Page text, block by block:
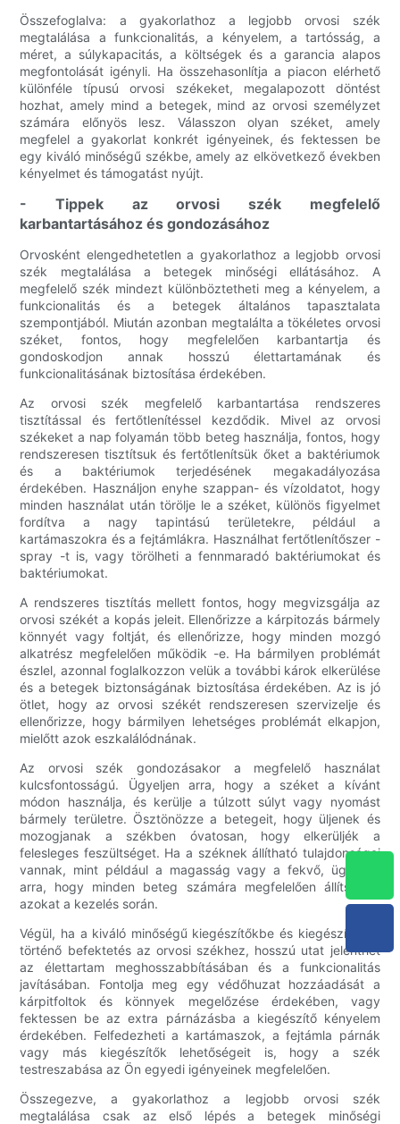
Összefoglalva: a gyakorlathoz a legjobb orvosi szék
megtalálása a funkcionalitás, a kényelem, a tartósság, a
méret, a súlykapacitás, a költségek és a garancia alapos
megfontolását igényli. Ha összehasonlítja a piacon elérhető
különféle típusú orvosi székeket, megalapozott döntést
hozhat, amely mind a betegek, mind az orvosi személyzet
számára előnyös lesz. Válasszon olyan széket, amely
megfelel a gyakorlat konkrét igényeinek, és fektessen be
egy kiváló minőségű székbe, amely az elkövetkező években
kényelmet és támogatást nyújt.
- Tippek az orvosi szék megfelelő
karbantartásához és gondozásához
Orvosként elengedhetetlen a gyakorlathoz a legjobb orvosi
szék megtalálása a betegek minőségi ellátásához. A
megfelelő szék mindezt különböztetheti meg a kényelem, a
funkcionalitás és a betegek általános tapasztalata
szempontjából. Miután azonban megtalálta a tökéletes orvosi
széket, fontos, hogy megfelelően karbantartja és
gondoskodjon annak hosszú élettartamának és
funkcionalitásának biztosítása érdekében.
Az orvosi szék megfelelő karbantartása rendszeres
tisztítással és fertőtlenítéssel kezdődik. Mivel az orvosi
székeket a nap folyamán több beteg használja, fontos, hogy
rendszeresen tisztítsuk és fertőtlenítsük őket a baktériumok
és a baktériumok terjedésének megakadályozása
érdekében. Használjon enyhe szappan- és vízoldatot, hogy
minden használat után törölje le a széket, különös figyelmet
fordítva a nagy tapintású területekre, például a
kartámaszokra és a fejtámlákra. Használhat fertőtlenítőszer -
spray -t is, vagy törölheti a fennmaradó baktériumokat és
baktériumokat.
A rendszeres tisztítás mellett fontos, hogy megvizsgálja az
orvosi székét a kopás jeleit. Ellenőrizze a kárpitozás bármely
könnyét vagy foltját, és ellenőrizze, hogy minden mozgó
alkatrész megfelelően működik -e. Ha bármilyen problémát
észlel, azonnal foglalkozzon velük a további károk elkerülése
és a betegek biztonságának biztosítása érdekében. Az is jó
ötlet, hogy az orvosi székét rendszeresen szervizelje és
ellenőrizze, hogy bármilyen lehetséges problémát elkapjon,
mielőtt azok eszkalálódnának.
Az orvosi szék gondozásakor a megfelelő használat
kulcsfontosságú. Ügyeljen arra, hogy a széket a kívánt
módon használja, és kerülje a túlzott súlyt vagy nyomást
bármely területre. Ösztönözze a betegeit, hogy üljenek és
mozogjanak a székben óvatosan, hogy elkerüljék a
felesleges feszültséget. Ha a széknek állítható tulajdonságai
vannak, mint például a magasság vagy a fekvő, ügyeljen
arra, hogy minden beteg számára megfelelően állítsa be
azokat a kezelés során.
Végül, ha a kiváló minőségű kiegészítőkbe és kiegészítőkbe
történő befektetés az orvosi székhez, hosszú utat jelenthet
az élettartam meghosszabbításában és a funkcionalitás
javításában. Fontolja meg egy védőhuzat hozzáadását a
kárpitfoltok és könnyek megelőzése érdekében, vagy
fektessen be az extra párnázásba a kiegészítő kényelem
érdekében. Felfedezheti a kartámaszok, a fejtámla párnák
vagy más kiegészítők lehetőségeit is, hogy a szék
testreszabása az Ön egyedi igényeinek megfelelően.
Összegezve, a gyakorlathoz a legjobb orvosi szék
megtalálása csak az első lépés a betegek minőségi